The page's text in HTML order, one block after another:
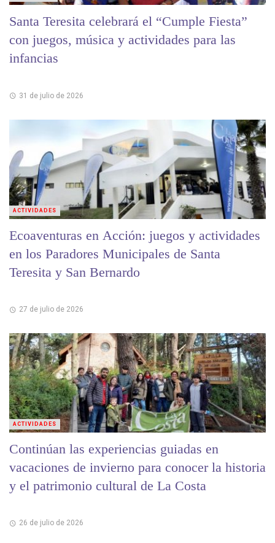
Santa Teresita celebrará el “Cumple Fiesta”
con juegos, música y actividades para las
infancias
31 de julio de 2026
Ecoaventuras en Acción: juegos y actividades
en los Paradores Municipales de Santa
Teresita y San Bernardo
27 de julio de 2026
ACTIVIDADES
Continúan las experiencias guiadas en
vacaciones de invierno para conocer la historia
y el patrimonio cultural de La Costa
26 de julio de 2026
ACTIVIDADES